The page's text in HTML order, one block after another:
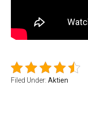
Filed Under:Aktien